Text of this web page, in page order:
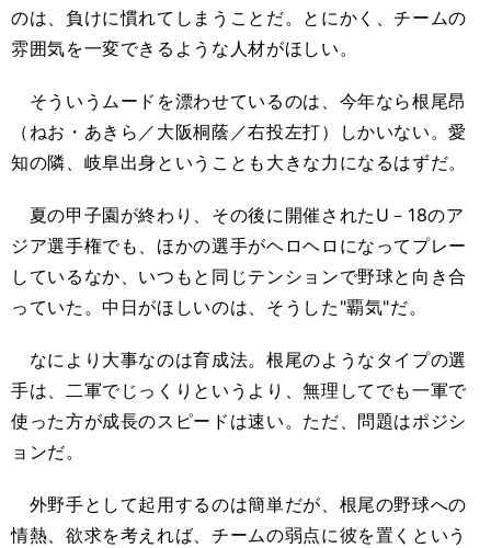
のは、負けに慣れてしまうことだ。とにかく、チームの
雰囲気を一変できるような人材がほしい。
そういうムードを漂わせているのは、今年なら根尾昂
（ねお・あきら／大阪桐蔭／右投左打）しかいない。愛
知の隣、岐阜出身ということも大きな力になるはずだ。
夏の甲子園が終わり、その後に開催された U － 18のア
ジア選手権でも、ほかの選手がヘロヘロになってプレー
しているなか、いつもと同じテンションで野球と向き合
っていた。中日がほしいのは、そうした"覇気"だ。
なにより大事なのは育成法。根尾のようなタイプの選
手は、二軍でじっくりというより、無理してでも一軍で
使った方が成長のスピードは速い。ただ、問題はポジシ
ョンだ。
外野手として起用するのは簡単だが、根尾の野球への
情熱、欲求を考えれば、チームの弱点に彼を置くという